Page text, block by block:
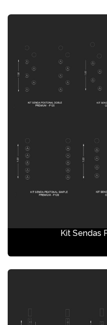
Kit Sendas